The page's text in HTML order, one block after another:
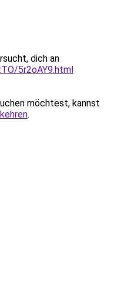
dich an
5r2oAY9.html
möchtest, kannst
.